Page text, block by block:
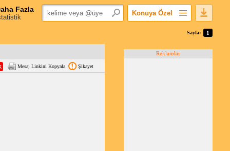
Fazla Konuya Özel
Popüler Mesajlar
Sayfa: 1
Mesaj Linkini Kopyala Şikayet
Reklamlar